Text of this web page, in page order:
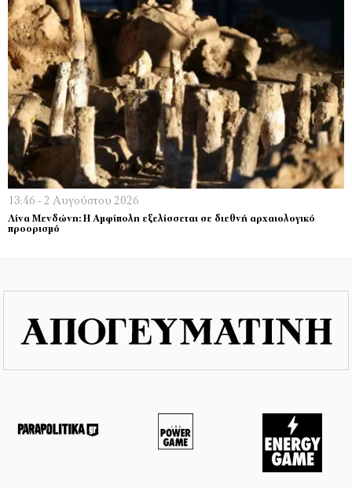
13:46 - 2 Αυγούστου 2026
Λίνα Μενδώνη: Η Αμφίπολη εξελίσσεται σε διεθνή αρχαιολογικό
προορισμό